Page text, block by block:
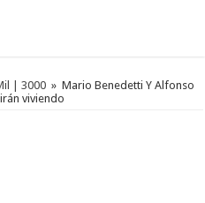
| 3000 » Mario Benedetti Y Alfonso
viviendo